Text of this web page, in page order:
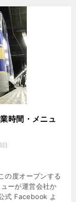
時間・メニュ
の度オープンする
ーが運営会社か
式 Facebook よ